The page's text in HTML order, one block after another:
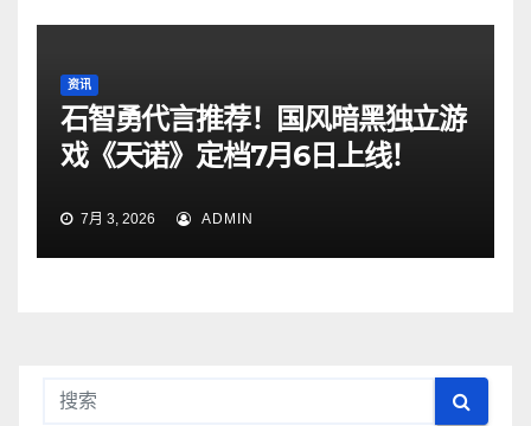
资讯
石智勇代言推荐！国风暗黑独立游
戏《天诺》定档7月6日上线！
7月 3, 2026 ADMIN